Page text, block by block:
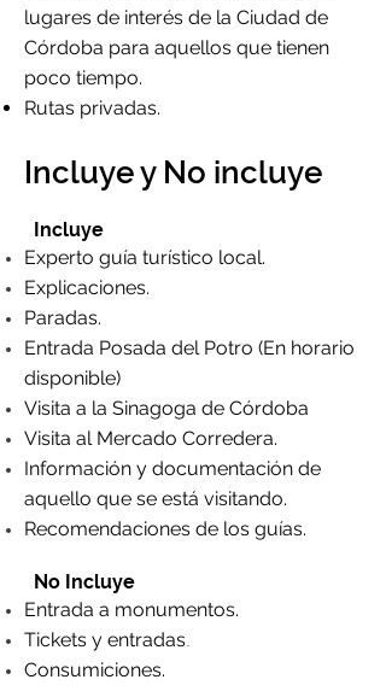
lugares de interés de la Ciudad de
Córdoba para aquellos que tienen
poco tiempo.
Rutas privadas.
Incluye y No incluye
Incluye
Experto guía turístico local.
Explicaciones.
Paradas.
Entrada Posada del Potro (En horario
disponible)
Visita a la Sinagoga de Córdoba
Visita al Mercado Corredera.
Información y documentación de
aquello que se está visitando.
Recomendaciones de los guías.
No Incluye
Entrada a monumentos.
Tickets y entradas.
Consumiciones.